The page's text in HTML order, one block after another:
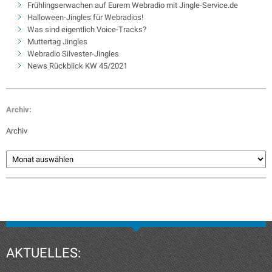
Frühlingserwachen auf Eurem Webradio mit Jingle-Service.de
Halloween-Jingles für Webradios!
Was sind eigentlich Voice-Tracks?
Muttertag Jingles
Webradio Silvester-Jingles
News Rückblick KW 45/2021
Archiv:
Archiv
AKTUELLES: